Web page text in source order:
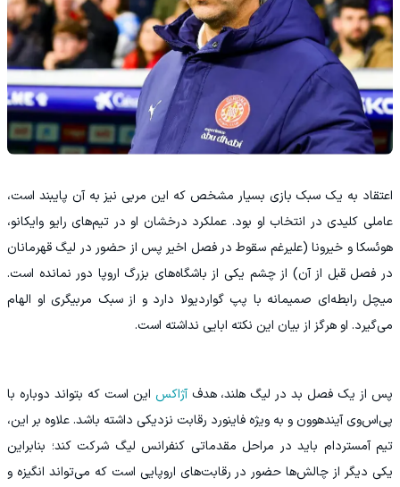
اعتقاد به یک سبک بازی بسیار مشخص که این مربی نیز به آن پایبند است،
عاملی کلیدی در انتخاب او بود. عملکرد درخشان او در تیم‌های رایو وایکانو،
هوئسکا و خیرونا (علیرغم سقوط در فصل اخیر پس از حضور در لیگ قهرمانان
در فصل قبل از آن) از چشم یکی از باشگاه‌های بزرگ اروپا دور نمانده است.
میچل رابطه‌ای صمیمانه با پپ گواردیولا دارد و از سبک مربیگری او الهام
می‌گیرد. او هرگز از بیان این نکته ابایی نداشته است.
پس از یک فصل بد در لیگ هلند، هدفآژاکس این است که بتواند دوباره با
پی‌اس‌وی آیندهوون و به ویژه فاینورد رقابت نزدیکی داشته باشد. علاوه بر این،
تیم آمستردام باید در مراحل مقدماتی کنفرانس لیگ شرکت کند؛ بنابراین
یکی دیگر از چالش‌ها حضور در رقابت‌های اروپایی است که می‌تواند انگیزه و